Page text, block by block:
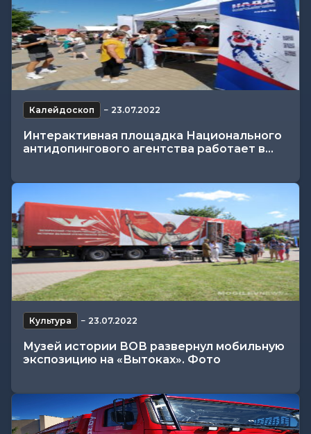
Калейдоскоп − 23.07.2022
Интерактивная площадка Национального
антидопингового агентства работает в...
Культура − 23.07.2022
Музей истории ВОВ развернул мобильную
экспозицию на «Вытоках». Фото